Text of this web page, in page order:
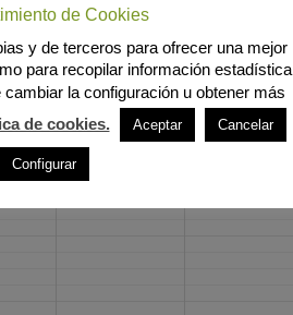
de Cookies
y de terceros para ofrecer una mejor
para recopilar información estadística
la configuración u obtener más
de cookies. Aceptar Cancelar
Configurar